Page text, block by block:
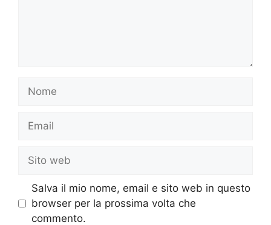
Nome
Email
Sito
web
Salva il mio nome, email e sito web in questo
browser per la prossima volta che
commento.